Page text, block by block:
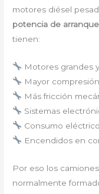
motores diésel
potencia de
tienen:
Motores grandes
Mayor
Más fricción
Sistemas
Consumo
Encendidos en
Por eso los
normalmente